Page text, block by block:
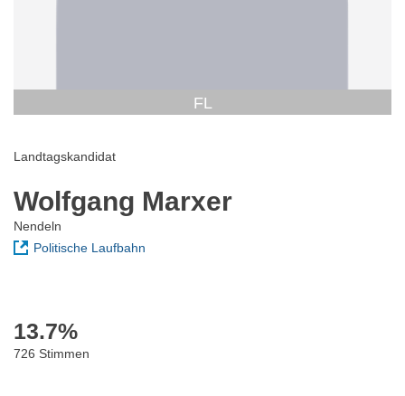
FL
Landtagskandidat
Wolfgang Marxer
Nendeln
Politische Laufbahn
13.7%
726 Stimmen